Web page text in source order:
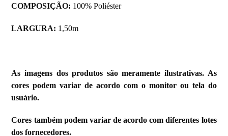
COMPOSIÇÃO: 100% Poliéster
LARGURA: 1,50m
As imagens dos produtos são meramente ilustrativas. As
cores podem variar de acordo com o monitor ou tela do
usuário.
Cores também podem variar de acordo com diferentes lotes
dos fornecedores.